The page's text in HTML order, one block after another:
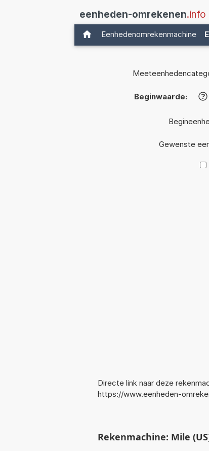
eenheden-omrekenen.info
Eenhedenomrekenmachine
Beginwaarde: ?
Gewenste
Directe link naar deze
https://www.eenheden-
Rekenmachine: Mile